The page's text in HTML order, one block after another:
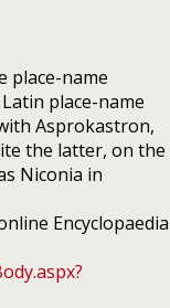
place-name
place-name
Asprokastron,
the latter, on the
Niconia in
Encyclopaedia